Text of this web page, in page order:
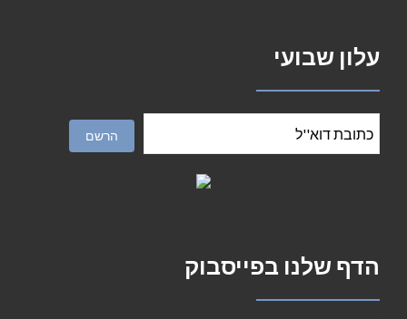
עלון שבועי
הדף שלנו בפייסבוק